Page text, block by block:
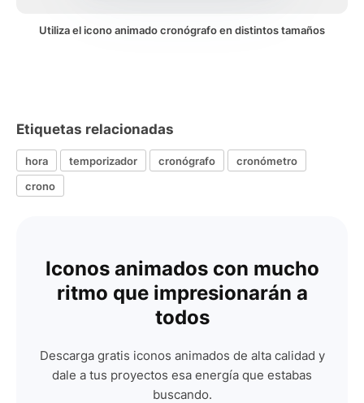
Utiliza el icono animado cronógrafo en distintos tamaños
Etiquetas relacionadas
hora temporizador cronógrafo
cronómetro
crono
Iconos animados con mucho
ritmo que impresionarán a
todos
Descarga gratis iconos animados de alta calidad y
dale a tus proyectos esa energía que estabas
buscando.